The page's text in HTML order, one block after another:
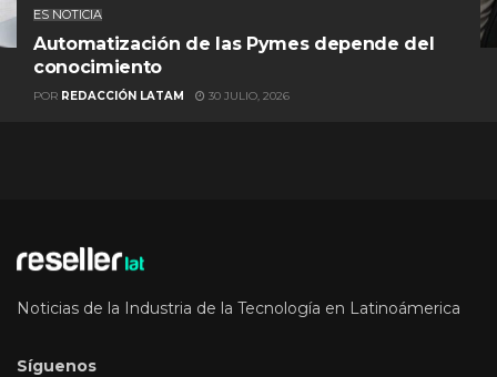
ES NOTICIA
Automatización de las Pymes depende del
conocimiento
POR REDACCIÓN LATAM 30 JULIO, 2026
Noticias de la Industria de la Tecnología en Latinoámerica
Síguenos